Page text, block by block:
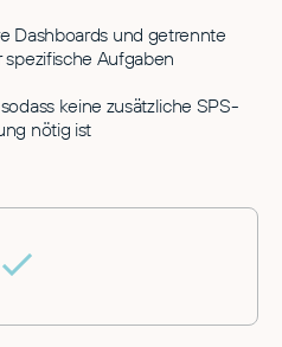
Dashboards und getrennte
Aufgaben
keine zusätzliche SPS-
nötig ist